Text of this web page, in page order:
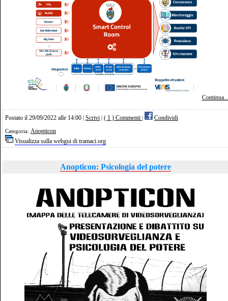
Continua...
Postato il 29/09/2022 alle 14:00 Scrivi ( 1 ) Commenti Condividi
Categoria: Anopticon
Visualizza sulla webgui di tramaci.org
Anopticon: Psicologia del potere